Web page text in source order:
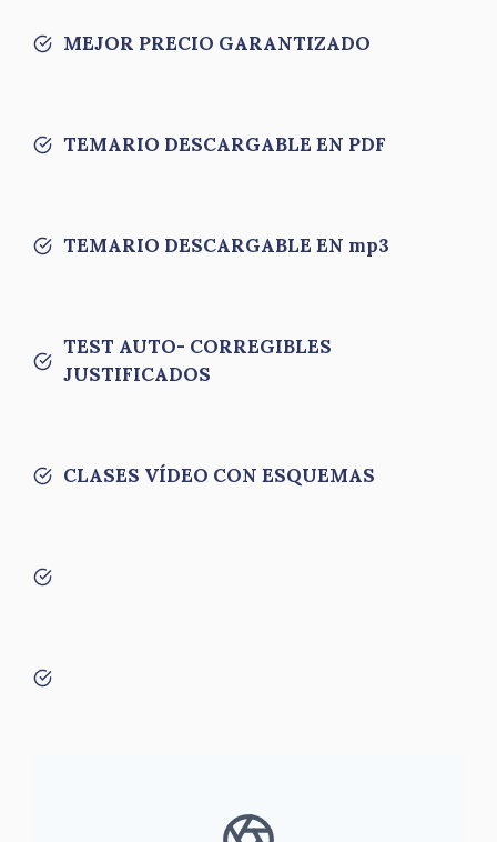
MEJOR PRECIO GARANTIZADO
TEMARIO DESCARGABLE EN PDF
TEMARIO DESCARGABLE EN mp3
TEST AUTO- CORREGIBLES
JUSTIFICADOS
CLASES VÍDEO CON ESQUEMAS